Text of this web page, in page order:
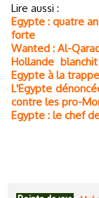
Lire aussi :
Egypte : quatre
forte
Wanted : Al-
Hollande
Egypte à la trappe
L'Egypte
contre les pro-
Egypte : le chef